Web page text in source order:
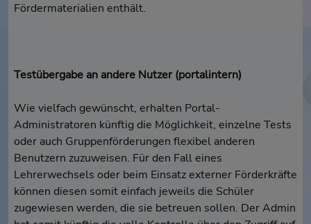
Fördermaterialien enthält.
Testübergabe an andere Nutzer (portalintern)
Wie vielfach gewünscht, erhalten Portal-
Administratoren künftig die Möglichkeit, einzelne Tests
oder auch Gruppenförderungen flexibel anderen
Benutzern zuzuweisen. Für den Fall eines
Lehrerwechsels oder beim Einsatz externer Förderkräfte
können diesen somit einfach jeweils die Schüler
zugewiesen werden, die sie betreuen sollen. Der Admin